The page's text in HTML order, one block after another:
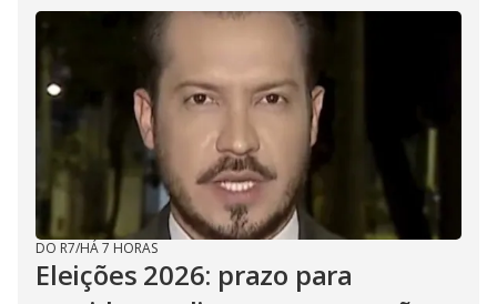
DO R7/HÁ 7 HORAS
Eleições 2026: prazo para